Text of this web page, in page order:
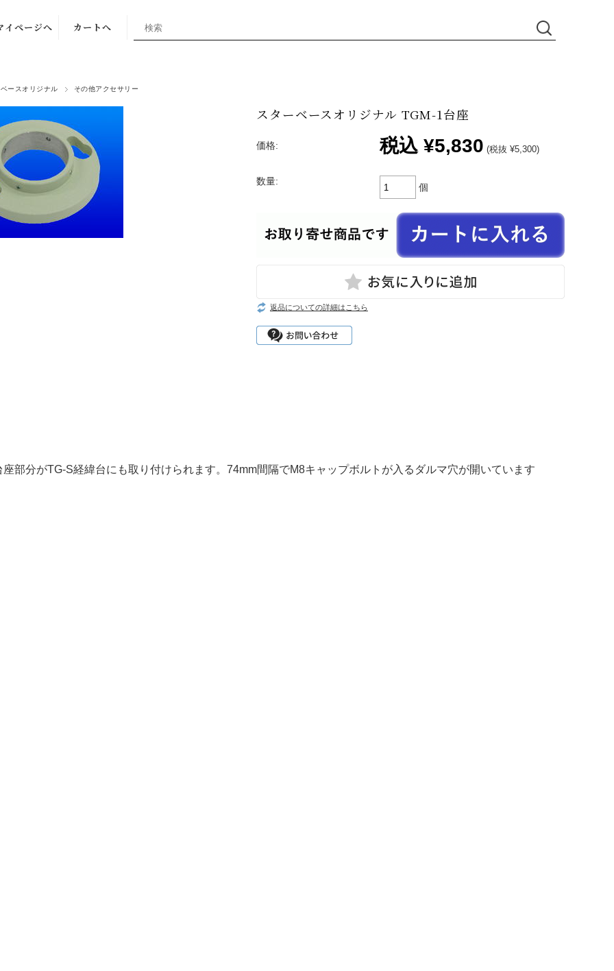
イページへ カートへ
ースオリジナル その他アクセサリー
スターベースオリジナル TGM-1台座
価格: 税込 ¥5,830 (税抜 ¥5,300)
数量:
個
返品についての詳細はこちら
座部分がTG-S経緯台にも取り付けられます。74mm間隔でM8キャップボルトが入るダルマ穴が開いています